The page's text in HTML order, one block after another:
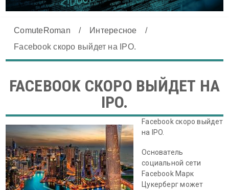
ComuteRoman / Интересное
/
Facebook скоро выйдет на IPO.
FACEBOOK СКОРО ВЫЙДЕТ НА
IPO.
Facebook скоро выйдет
на IPO.
Основатель
социальной сети
Facebook Марк
Цукерберг может